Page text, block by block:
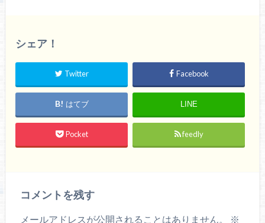
シェア！
Twitter Facebook
はてブ LINE
Pocket feedly
コメントを残す
メールアドレスが公開されることはありません。
※